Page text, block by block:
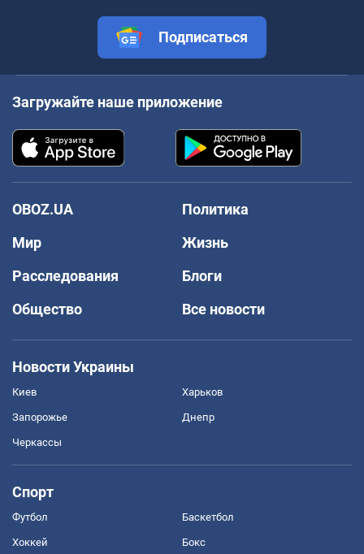
Подписаться
Загружайте наше приложение
OBOZ.UA
Политика
Мир
Жизнь
Расследования
Блоги
Общество
Все новости
Новости Украины
Киев Харьков
Запорожье Днепр
Черкассы
Спорт
Футбол Баскетбол
Хоккей Бокс